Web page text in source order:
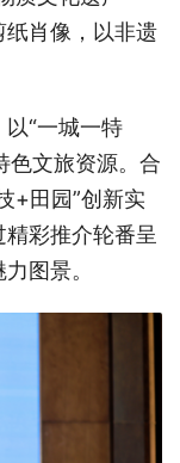
肖像，以非遗
“一城一特
色文旅资源。合
+田园”创新实
彩推介轮番呈
图景。